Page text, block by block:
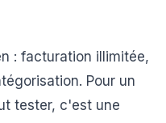
: facturation illimitée,
Pour un
tester, c'est une